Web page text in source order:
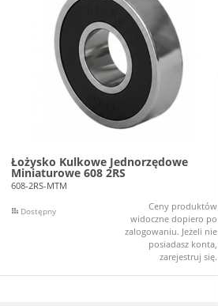
Łożysko Kulkowe Jednorzędowe
Miniaturowe 608 2RS
608-2RS-MTM
Dostępny
Ceny produktów
widoczne dopiero po
zalogowaniu. Jeżeli nie
posiadasz konta,
zarejestruj się.